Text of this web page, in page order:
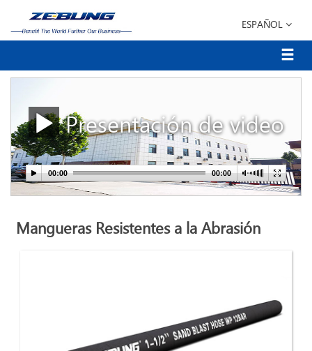
ESPAÑOL
Presentación de video
Mangueras Resistentes a la Abrasión